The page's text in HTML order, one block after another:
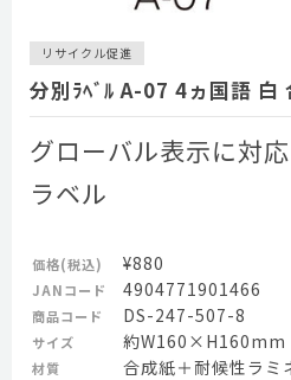
リサイクル促進
分別ﾗﾍﾞﾙ A-07 4ヵ国語 白
グローバル表示に対
ラベル
価格(税込) ¥880
JANコード 4904771901466
商品コード DS-247-507-8
サイズ 約W160×H160mm
材質 合成紙＋耐候性ラミ